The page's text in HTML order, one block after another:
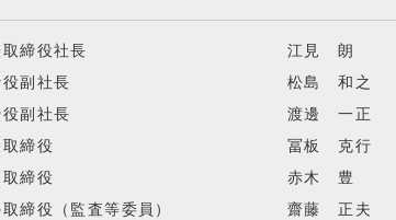
締役社長
江見 朗
副社長
松島 和之
副社長
渡邊 一正
締役
冨板 克行
締役
赤木 豊
締役（監査等委員）
齋藤 正夫